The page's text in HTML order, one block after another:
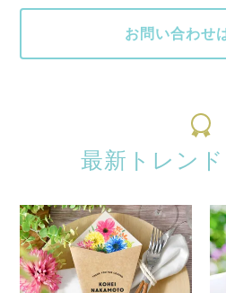
お問い合わせ
最新トレン